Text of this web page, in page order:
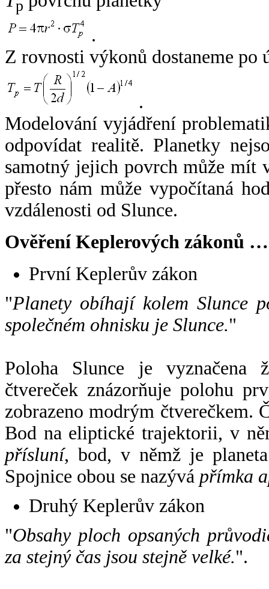
p
.
Z rovnosti výkonů dostaneme po
.
Modelování vyjádření
odpovídat realitě. Planetky
samotný jejich povrch může mít
přesto nám může vypočítaná
vzdálenosti od Slunce.
Ověření Keplerových zákonů …
První Keplerův zákon
"Planety obíhají kolem Slunce
společném ohnisku je Slunce."
Poloha Slunce je vyznačena
čtvereček znázorňuje polohu
zobrazeno modrým čtverečkem.
Bod na eliptické trajektorii, v
přísluní, bod, v němž je
Spojnice obou se nazývá přímka
Druhý Keplerův zákon
"Obsahy ploch opsaných
za stejný čas jsou stejně velké.".